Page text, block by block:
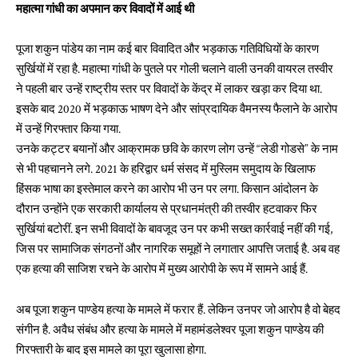
महात्मा गांधी का अपमान कर विवादों में आई थी
पूजा शकुन पांडेय का नाम कई बार विवादित और भड़काऊ गतिविधियों के कारण
सुर्खियों में रहा है. महात्मा गांधी के पुतले पर गोली चलाने वाली उनकी वायरल तस्वीर
ने पहली बार उन्हें राष्ट्रीय स्तर पर विवादों के केंद्र में लाकर खड़ा कर दिया था.
इसके बाद 2020 में भड़काऊ भाषण देने और सांप्रदायिक वैमनस्य फैलाने के आरोप
में उन्हें गिरफ्तार किया गया.
उनके कट्टर बयानों और आक्रामक छवि के कारण लोग उन्हें “लेडी गोडसे” के नाम
से भी पहचानने लगे. 2021 के हरिद्वार धर्म संसद में मुस्लिम समुदाय के खिलाफ
हिंसक भाषा का इस्तेमाल करने का आरोप भी उन पर लगा. किसान आंदोलन के
दौरान उन्होंने एक सरकारी कार्यालय से प्रधानमंत्री की तस्वीर हटवाकर फिर
सुर्खियां बटोरीं. इन सभी विवादों के बावजूद उन पर कभी सख्त कार्रवाई नहीं की गई,
जिस पर सामाजिक संगठनों और नागरिक समूहों ने लगातार आपत्ति जताई है. अब वह
एक हत्या की साजिश रचने के आरोप में मुख्य आरोपी के रूप में सामने आई हैं.
अब पूजा शकुन पाण्डेय हत्या के मामले में फरार हैं. लेकिन उनपर जो आरोप है वो बेहद
संगीन है. अवैध संबंध और हत्या के मामले में महामंडलेश्वर पूजा शकुन पाण्डेय की
गिरफ्तारी के बाद इस मामले का पूरा खुलासा होगा.